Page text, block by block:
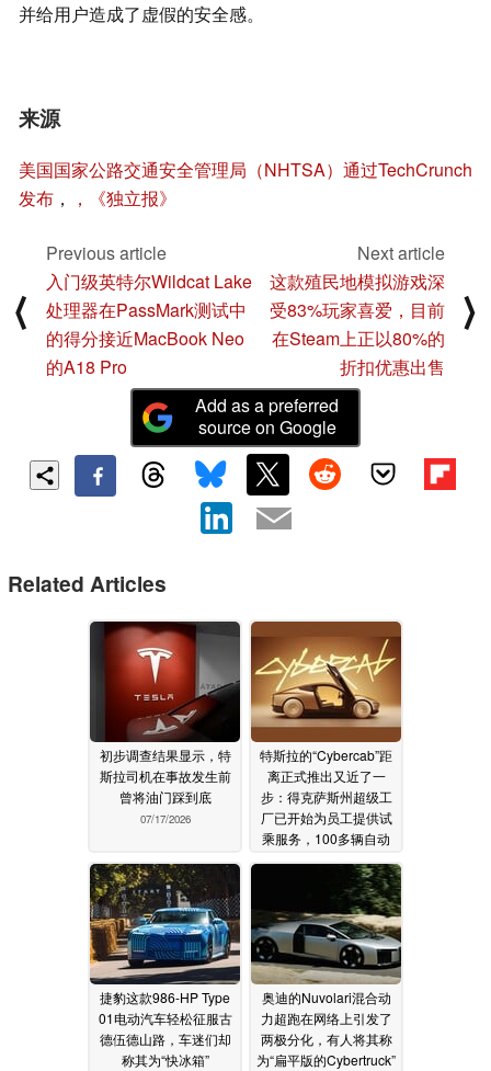
并给用户造成了虚假的安全感。
来源
美国国家公路交通安全管理局（NHTSA）通过TechCrunch
发布 ， ，《独立报》
⟨
Previous article
入门级英特尔Wildcat Lake
处理器在PassMark测试中
的得分接近MacBook Neo
的A18 Pro
Next article
这款殖民地模拟游戏深
受83%玩家喜爱，目前
在Steam上正以80%的
折扣优惠出售
⟩
Add as a preferred
source on Google
Related Articles
初步调查结果显示，特
斯拉司机在事故发生前
曾将油门踩到底
07/17/2026
特斯拉的“Cybercab”距
离正式推出又近了一
步：得克萨斯州超级工
厂已开始为员工提供试
乘服务，100多辆自动
捷豹这款986-HP Type
01电动汽车轻松征服古
德伍德山路，车迷们却
称其为“快冰箱”
奥迪的Nuvolari混合动
力超跑在网络上引发了
两极分化，有人将其称
为“扁平版的Cybertruck”